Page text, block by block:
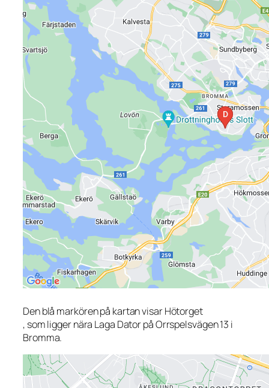
Den blå markören på kartan visar Hötorget
, som ligger nära Laga Dator på Orrspelsvägen 13 i
Bromma.